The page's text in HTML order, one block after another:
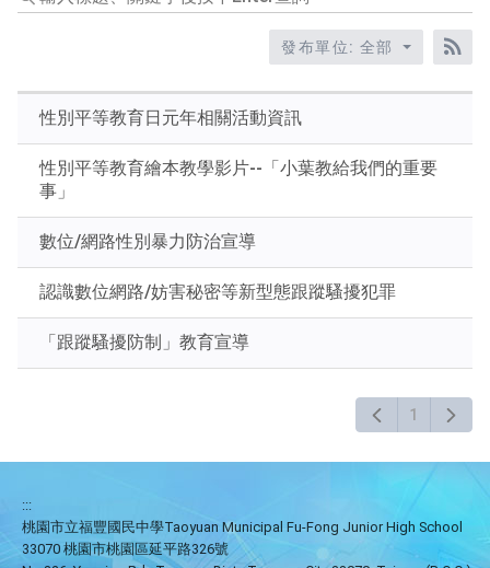
入
後
Enter
詢
發布單位: 全部
性別平等教育日元年相關活動資訊
性別平等教育繪本教學影片--「小葉教給我們的重要
事」
數位/網路性別暴力防治宣導
認識數位網路/妨害秘密等新型態跟蹤騷擾犯罪
「跟蹤騷擾防制」教育宣導
1
:::
桃園市立福豐國民中學Taoyuan Municipal Fu-Fong Junior High School
33070 桃園市桃園區延平路326號